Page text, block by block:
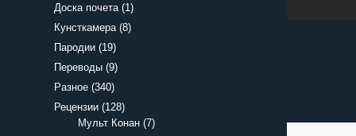
Доска почета(1)
Кунсткамера(8)
Пародии (19)
Переводы (9)
Разное (340)
Рецензии (128)
Мульт Конан (7)